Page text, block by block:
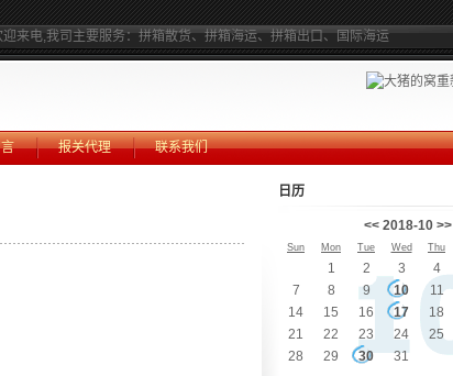
迎来电,我司主要服务：拼箱散货、拼箱海运、拼箱出口、国际海运
报关代理 联系我们
日历
<< 2018-10 >>
Sun Mon Tue Wed Thu
1 2 3 4
7
8 9 10 11
14
15 16 17 18
21
22 23 24 25
28
29 30 31